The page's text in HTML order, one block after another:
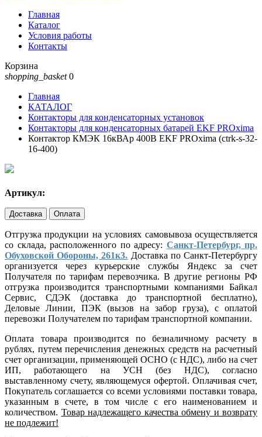
Главная
Каталог
Условия работы
Контакты
Корзина
shopping_basket 0
Главная
КАТАЛОГ
Контакторы для конденсаторных установок
Контакторы для конденсаторных батарей EKF PROxima
Контактор КМЭК 16кВАр 400В EKF PROxima (ctrk-s-32-
16-400)
Артикул:
Доставка Оплата
Отгрузка продукции на условиях самовывоза осуществляется
со склада, расположенного по адресу: Санкт-Петербург, пр.
Обуховской Обороны, 261к3. Доставка по Санкт-Петербургу
организуется через курьерские службы Яндекс за счет
Получателя по тарифам перевозчика. В другие регионы РФ
отгрузка производится транспортными компаниями Байкал
Сервис, СДЭК (доставка до транспортной бесплатно),
Деловые Линии, ПЭК (вызов на забор груза), с оплатой
перевозки Получателем по тарифам транспортной компании.
Оплата товара производится по безналичному расчету в
рублях, путем перечисления денежных средств на расчетный
счет организации, применяющей ОСНО (с НДС), либо на счет
ИП, работающего на УСН (без НДС), согласно
выставленному счету, являющемуся офертой. Оплачивая счет,
Покупатель соглашается со всеми условиями поставки товара,
указанным в счете, в том числе с его наименованием и
количеством. Товар надлежащего качества обмену и возврату
не подлежит!